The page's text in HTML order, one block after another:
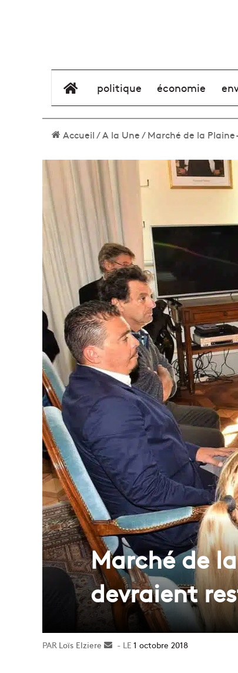
élément de menu
politique économie
Accueil/A la Une/Marché de la
Marché de
devraient
Loïs Elziere
Envoyer1 octobre 2018